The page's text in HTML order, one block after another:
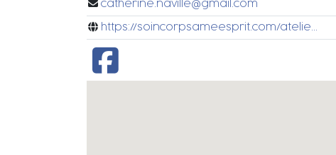
catherine.naville@gmail.com
https://soincorpsameesprit.com/atelie...